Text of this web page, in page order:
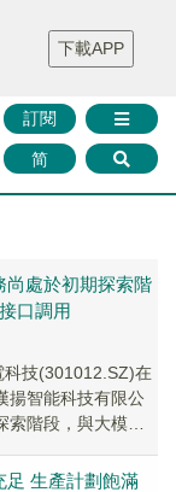
財華證券 媒體矩陣
智庫沙龍
聯絡我們
訂閱
简
下載APP
尚處於初期探索階
口調用
科技(301012.SZ)在
揚智能科技有限公
階段，與大模型
足 生產計劃飽滿